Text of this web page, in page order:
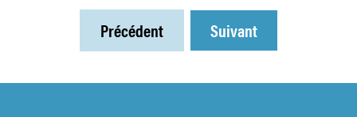
Précédent Suivant